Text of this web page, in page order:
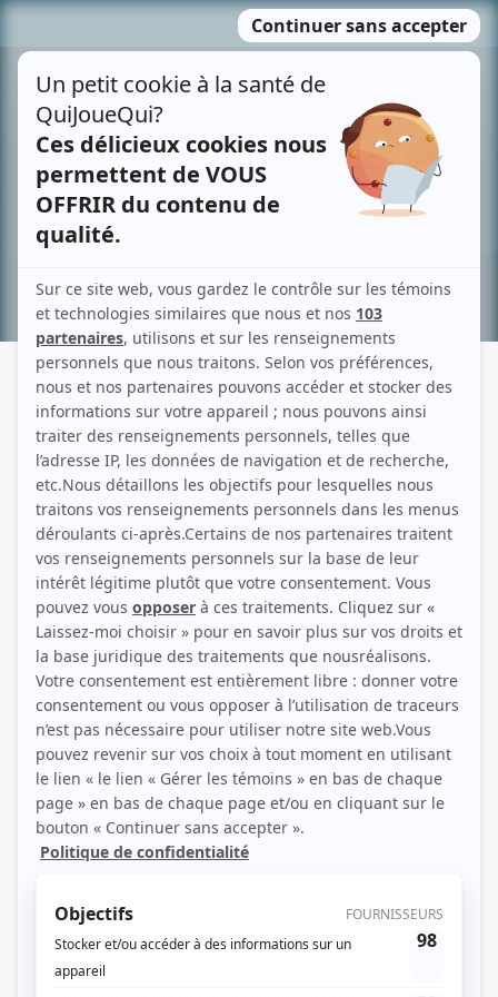
MENU
contenu
Recherche avancée »
MARK O'BRIEN
(Source: Happy Geeks Media)
Liens
Fiche de Mark O'Brien sur Showbizz.net
Personnages